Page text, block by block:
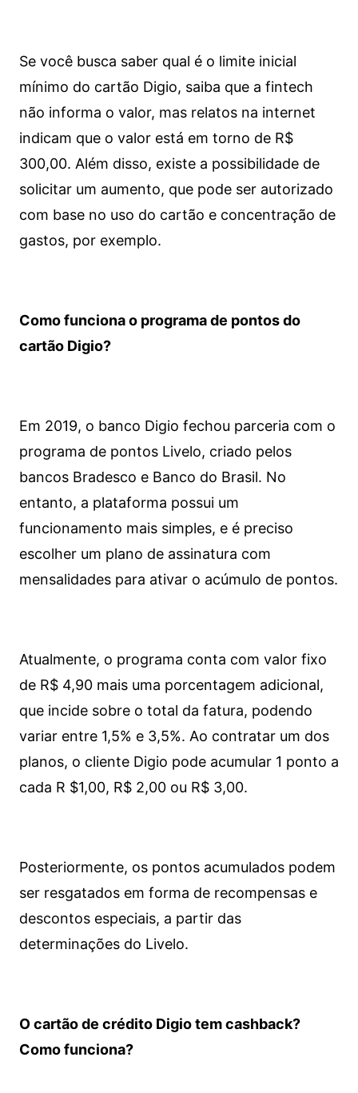
Se você busca saber qual é o limite inicial
mínimo do cartão Digio, saiba que a fintech
não informa o valor, mas relatos na internet
indicam que o valor está em torno de R$
300,00. Além disso, existe a possibilidade de
solicitar um aumento, que pode ser autorizado
com base no uso do cartão e concentração de
gastos, por exemplo.
Como funciona o programa de pontos do
cartão Digio?
Em 2019, o banco Digio fechou parceria com o
programa de pontos Livelo, criado pelos
bancos Bradesco e Banco do Brasil. No
entanto, a plataforma possui um
funcionamento mais simples, e é preciso
escolher um plano de assinatura com
mensalidades para ativar o acúmulo de pontos.
Atualmente, o programa conta com valor fixo
de R$ 4,90 mais uma porcentagem adicional,
que incide sobre o total da fatura, podendo
variar entre 1,5% e 3,5%. Ao contratar um dos
planos, o cliente Digio pode acumular 1 ponto a
cada R $1,00, R$ 2,00 ou R$ 3,00.
Posteriormente, os pontos acumulados podem
ser resgatados em forma de recompensas e
descontos especiais, a partir das
determinações do Livelo.
O cartão de crédito Digio tem cashback?
Como funciona?